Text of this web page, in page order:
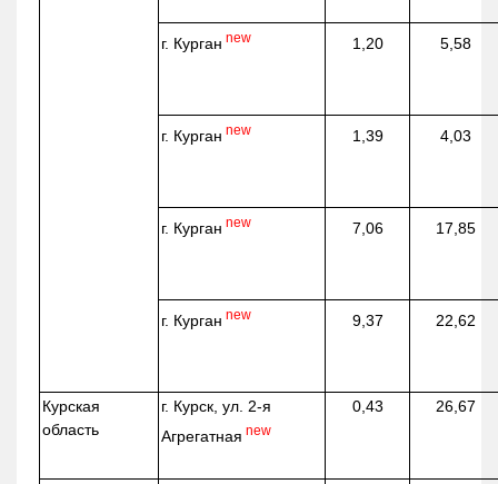
г. Курган new 1,20 5,58
г. Курган new 1,39 4,03
г. Курган new 7,06 17,85
г. Курган new 9,37 22,62
Курская
область
г. Курск, ул. 2-я
Агрегатная new
0,43 26,67